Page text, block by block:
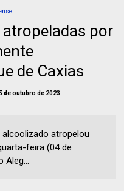
por
de Caxias
de outubro de 2023
atropelou
feira (04 de
Aleg...